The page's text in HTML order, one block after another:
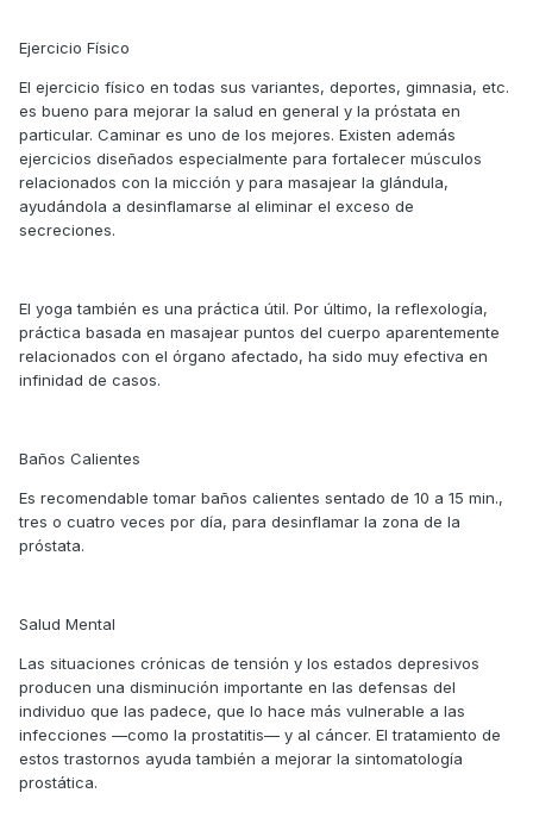
Ejercicio Físico
El ejercicio físico en todas sus variantes, deportes, gimnasia, etc.
es bueno para mejorar la salud en general y la próstata en
particular. Caminar es uno de los mejores. Existen además
ejercicios diseñados especialmente para fortalecer músculos
relacionados con la micción y para masajear la glándula,
ayudándola a desinflamarse al eliminar el exceso de
secreciones.
El yoga también es una práctica útil. Por último, la reflexología,
práctica basada en masajear puntos del cuerpo aparentemente
relacionados con el órgano afectado, ha sido muy efectiva en
infinidad de casos.
Baños Calientes
Es recomendable tomar baños calientes sentado de 10 a 15 min.,
tres o cuatro veces por día, para desinflamar la zona de la
próstata.
Salud Mental
Las situaciones crónicas de tensión y los estados depresivos
producen una disminución importante en las defensas del
individuo que las padece, que lo hace más vulnerable a las
infecciones —como la prostatitis— y al cáncer. El tratamiento de
estos trastornos ayuda también a mejorar la sintomatología
prostática.